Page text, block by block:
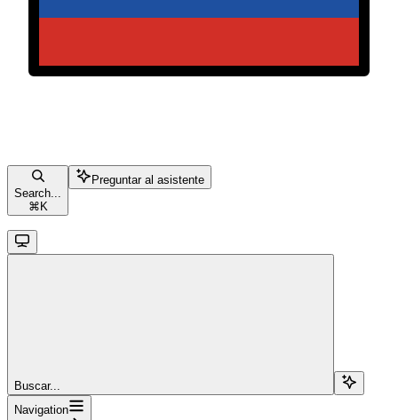
Search...
⌘ K
Preguntar al asistente
Buscar...
Navigation